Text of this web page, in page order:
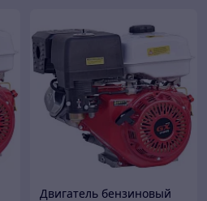
Двигатель бензиновый